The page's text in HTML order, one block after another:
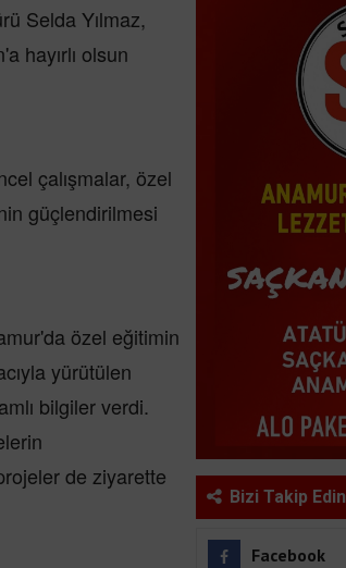
Selda Yılmaz,
hayırlı olsun
çalışmalar, özel
güçlendirilmesi
özel eğitimin
yürütülen
bilgiler verdi.
de ziyarette
Bizi Takip Edin
Facebook